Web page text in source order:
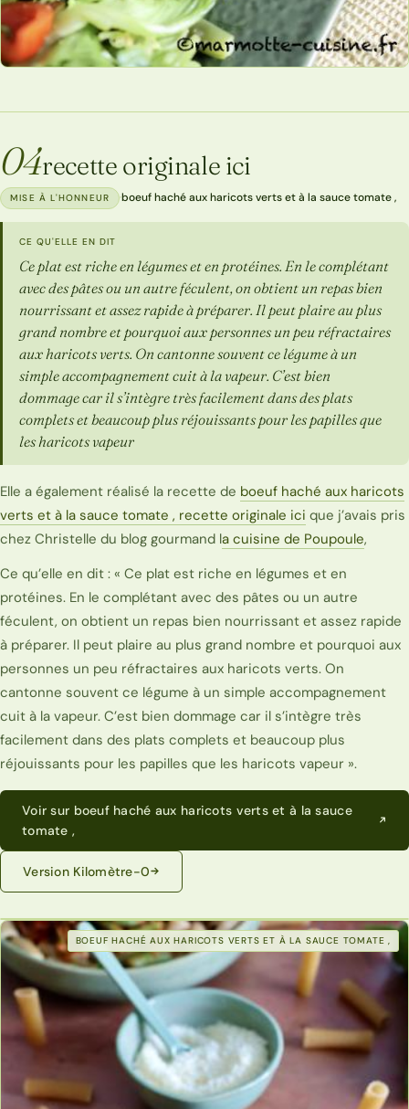
04recette originale ici
MISE À L'HONNEUR ·boeuf haché aux haricots verts et à la sauce tomate ,
CE QU'ELLE EN DIT
Ce plat est riche en légumes et en protéines. En le complétant
avec des pâtes ou un autre féculent, on obtient un repas bien
nourrissant et assez rapide à préparer. Il peut plaire au plus
grand nombre et pourquoi aux personnes un peu réfractaires
aux haricots verts. On cantonne souvent ce légume à un
simple accompagnement cuit à la vapeur. C’est bien
dommage car il s’intègre très facilement dans des plats
complets et beaucoup plus réjouissants pour les papilles que
les haricots vapeur
Elle a également réalisé la recette de boeuf haché aux haricots
verts et à la sauce tomate , recette originale ici que j’avais pris
chez Christelle du blog gourmand la cuisine de Poupoule,
Ce qu’elle en dit : « Ce plat est riche en légumes et en
protéines. En le complétant avec des pâtes ou un autre
féculent, on obtient un repas bien nourrissant et assez rapide
à préparer. Il peut plaire au plus grand nombre et pourquoi aux
personnes un peu réfractaires aux haricots verts. On
cantonne souvent ce légume à un simple accompagnement
cuit à la vapeur. C’est bien dommage car il s’intègre très
facilement dans des plats complets et beaucoup plus
réjouissants pour les papilles que les haricots vapeur ».
Voir sur boeuf haché aux haricots verts et à la sauce
tomate ,
Version Kilomètre-0
BOEUF HACHÉ AUX HARICOTS VERTS ET À LA SAUCE TOMATE ,